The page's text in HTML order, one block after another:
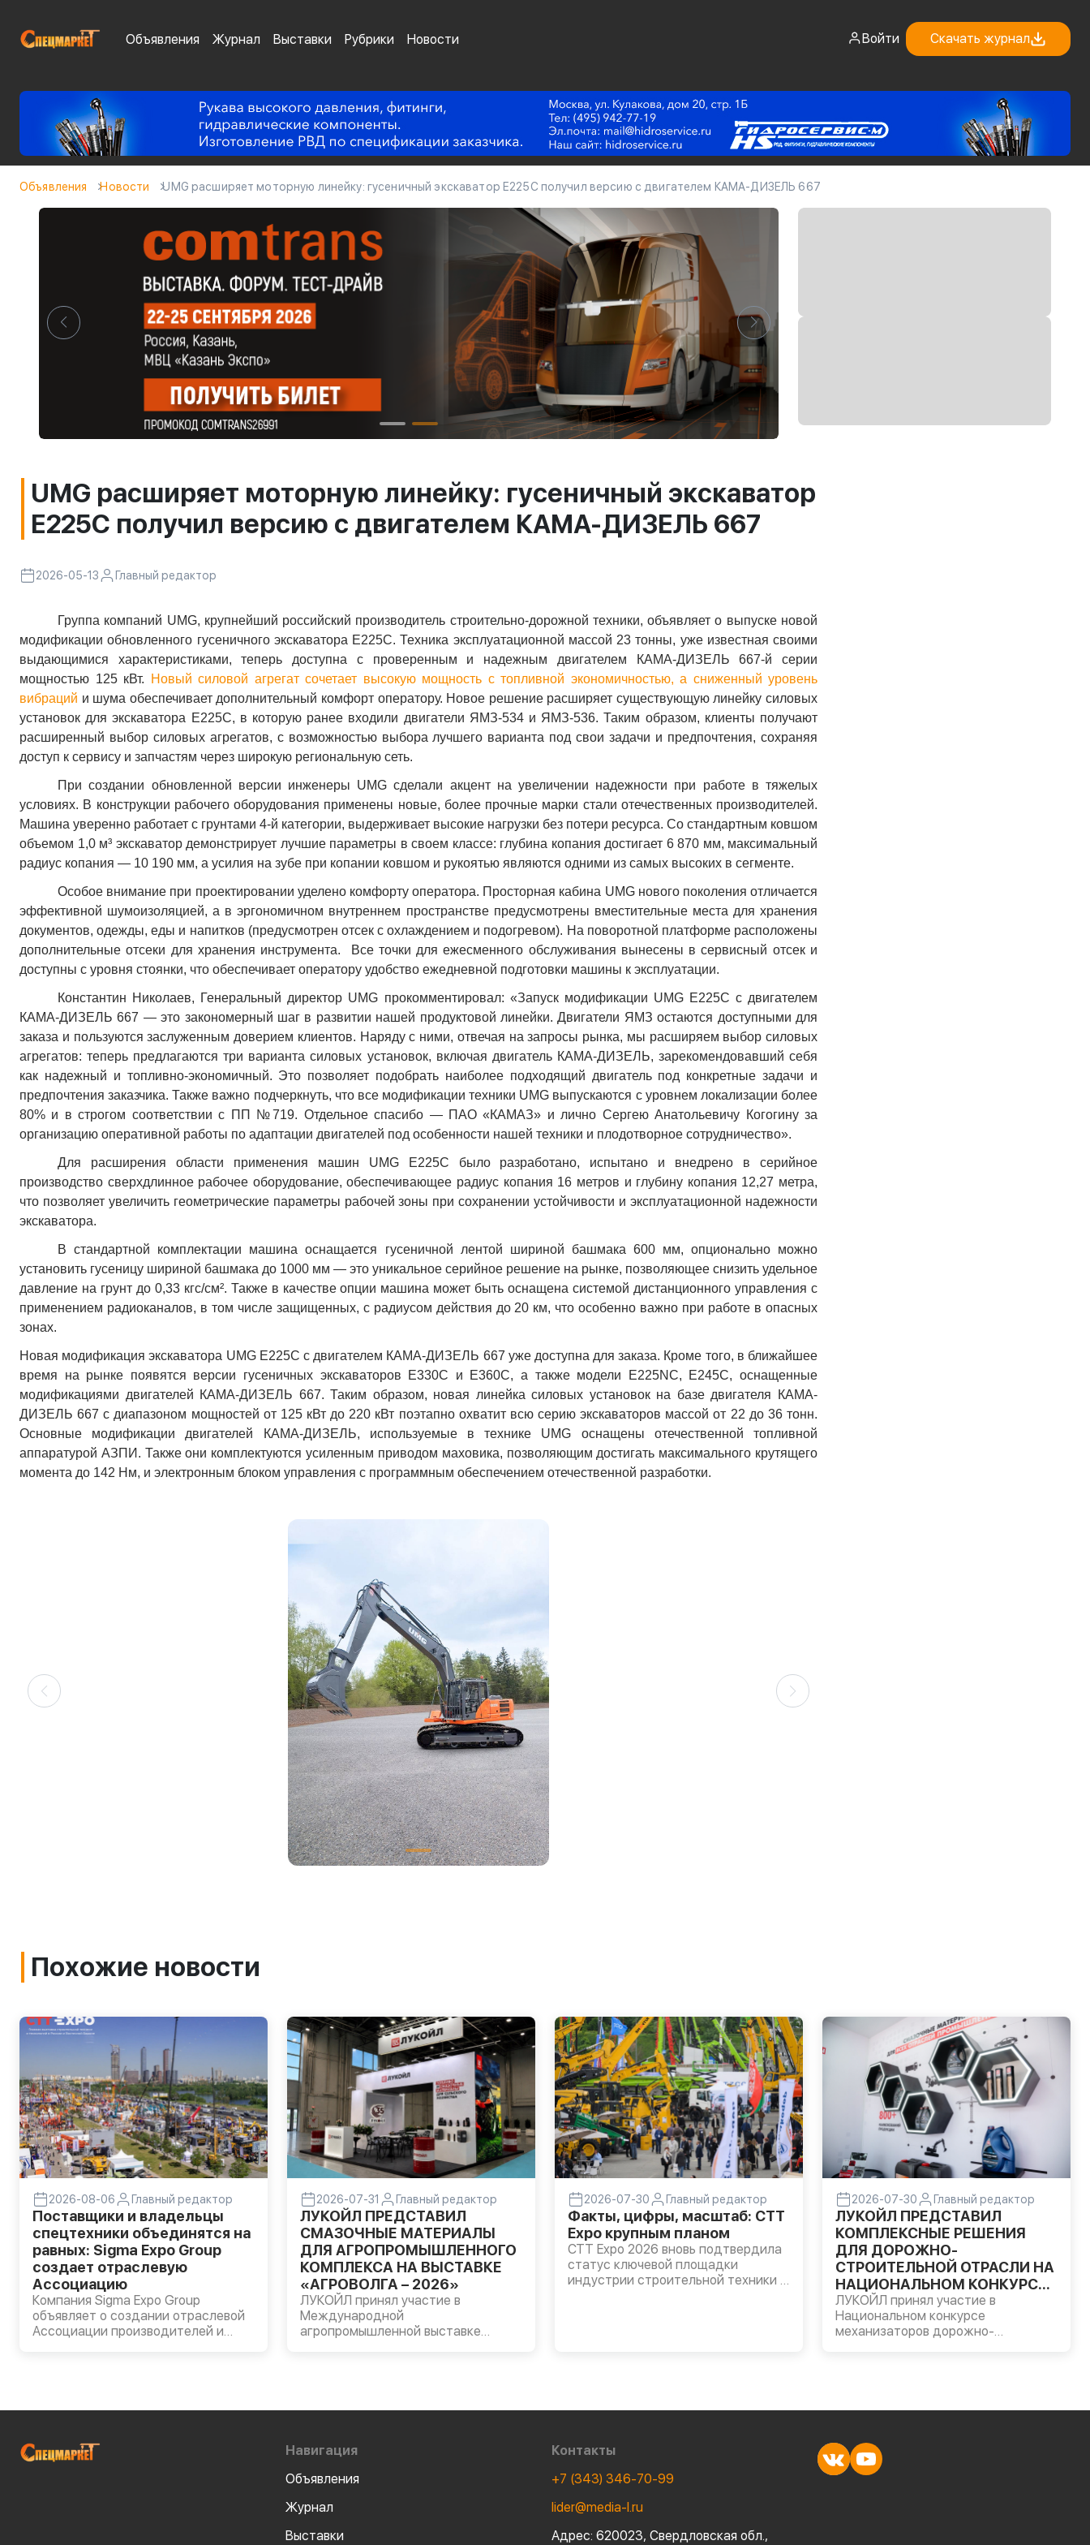
Объявления Журнал Выставки Рубрики Новости Войти Скачать журнал
Объявления Новости UMG расширяет моторную линейку: гусеничный экскаватор E225C получил версию с двигателем КАМА-ДИЗЕЛЬ 667
UMG расширяет моторную линейку: гусеничный экскаватор
E225C получил версию с двигателем КАМА-ДИЗЕЛЬ 667
2026-05-13 Главный редактор
Группа компаний UMG, крупнейший российский производитель строительно-дорожной техники, объявляет о выпуске новой
модификации обновленного гусеничного экскаватора E225C. Техника эксплуатационной массой 23 тонны, уже известная своими
выдающимися характеристиками, теперь доступна с проверенным и надежным двигателем КАМА-ДИЗЕЛЬ 667-й серии
мощностью 125 кВт.
Новый силовой агрегат сочетает высокую мощность с топливной экономичностью, а сниженный уровень
вибраций и шума обеспечивает дополнительный комфорт оператору. Новое решение расширяет существующую линейку силовых
установок для экскаватора E225C, в которую ранее входили двигатели ЯМЗ-534 и ЯМЗ-536. Таким образом, клиенты получают
расширенный выбор силовых агрегатов, с возможностью выбора лучшего варианта под свои задачи и предпочтения, сохраняя
доступ к сервису и запчастям через широкую региональную сеть.
При создании обновленной версии инженеры UMG сделали акцент на увеличении надежности при работе в тяжелых
условиях. В конструкции рабочего оборудования применены новые, более прочные марки стали отечественных производителей.
Машина уверенно работает с грунтами 4-й категории, выдерживает высокие нагрузки без потери ресурса. Со стандартным ковшом
объемом 1,0 м³ экскаватор демонстрирует лучшие параметры в своем классе: глубина копания достигает 6 870 мм, максимальный
радиус копания — 10 190 мм, а усилия на зубе при копании ковшом и рукоятью являются одними из самых высоких в сегменте.
Особое внимание при проектировании уделено комфорту оператора. Просторная кабина UMGнового поколения отличается
эффективной шумоизоляцией, а в эргономичном внутреннем пространстве предусмотрены вместительные места для хранения
документов, одежды, еды и напитков (предусмотрен отсек с охлаждением и подогревом). На поворотной платформе расположены
дополнительные отсеки для хранения инструмента. Все точки для ежесменного обслуживания вынесены в сервисный отсек и
доступны с уровня стоянки, что обеспечивает оператору удобство ежедневной подготовки машины к эксплуатации.
Константин Николаев, Генеральный директор UMG прокомментировал: «Запуск модификации UMGE225C с двигателем
КАМА-ДИЗЕЛЬ 667 — это закономерный шаг в развитии нашей продуктовой линейки. Двигатели ЯМЗ остаются доступными для
заказа и пользуются заслуженным доверием клиентов. Наряду с ними, отвечая на запросы рынка, мы расширяем выбор силовых
агрегатов: теперь предлагаются три варианта силовых установок, включая двигатель КАМА-ДИЗЕЛЬ, зарекомендовавший себя
как надежный и топливно-экономичный. Это позволяет подобрать наиболее подходящий двигатель под конкретные задачи и
предпочтения заказчика. Также важно подчеркнуть, что все модификации техники UMG выпускаются с уровнем локализации более
80% и в строгом соответствии с ПП №719. Отдельное спасибо — ПАО «КАМАЗ» и лично Сергею Анатольевичу Когогину за
организацию оперативной работы по адаптации двигателей под особенности нашей техники и плодотворное сотрудничество».
Для расширения области применения машин UMG E225C было разработано, испытано и внедрено в серийное
производство сверхдлинное рабочее оборудование, обеспечивающее радиус копания 16 метров и глубину копания 12,27 метра,
что позволяет увеличить геометрические параметры рабочей зоны при сохранении устойчивости и эксплуатационной надежности
экскаватора.
В стандартной комплектации машина оснащается гусеничной лентой шириной башмака 600 мм, опционально можно
установить гусеницу шириной башмака до 1000 мм — это уникальное серийное решение на рынке, позволяющее снизить удельное
давление на грунт до 0,33 кгс/см². Также в качестве опции машина может быть оснащена системой дистанционного управления с
применением радиоканалов, в том числе защищенных, с радиусом действия до 20 км, что особенно важно при работе в опасных
зонах.
Новая модификация экскаватора UMGE225C с двигателем КАМА-ДИЗЕЛЬ 667 уже доступна для заказа. Кроме того, в ближайшее
время на рынке появятся версии гусеничных экскаваторов
E330C и E360C, а также модели E225NC, E245C, оснащенные
модификациями двигателей КАМА-ДИЗЕЛЬ 667. Таким образом, новая линейка силовых установок на базе двигателя КАМА-
ДИЗЕЛЬ 667 с диапазоном мощностей от 125 кВт до 220 кВт поэтапно охватит всю серию экскаваторов массой от 22 до 36 тонн.
Основные модификации двигателей КАМА-ДИЗЕЛЬ, используемые в технике UMG оснащены отечественной топливной
аппаратурой АЗПИ. Также они комплектуются усиленным приводом маховика, позволяющим достигать максимального крутящего
момента до 142 H м, и электронным блоком управления с программным обеспечением отечественной разработки.
Похожие новости
2026-08-06 Главный редактор
Поставщики и владельцы
спецтехники объединятся на
равных: Sigma Expo Group
создает отраслевую
Ассоциацию
Компания Sigma Expo Group
объявляет о создании отраслевой
Ассоциации производителей и
2026-07-31 Главный редактор
ЛУКОЙЛ ПРЕДСТАВИЛ
СМАЗОЧНЫЕ МАТЕРИАЛЫ
ДЛЯ АГРОПРОМЫШЛЕННОГО
КОМПЛЕКСА НА ВЫСТАВКЕ
«АГРОВОЛГА – 2026»
ЛУКОЙЛ принял участие в
Международной
агропромышленной выставке
AVANTGARDE, трансмиссионные
сельскохозяйственной техники и
оборудования.
2026-07-30 Главный редактор
Факты, цифры, масштаб: CTT
Expo крупным планом
CTT Expo 2026 вновь подтвердила
статус ключевой площадки
индустрии строительной техники и
2026-07-30 Главный редактор
ЛУКОЙЛ ПРЕДСТАВИЛ
КОМПЛЕКСНЫЕ РЕШЕНИЯ
ДЛЯ ДОРОЖНО-
СТРОИТЕЛЬНОЙ ОТРАСЛИ НА
НАЦИОНАЛЬНОМ КОНКУРСЕ
МЕХАНИЗАТОРОВ
ЛУКОЙЛ принял участие в
Национальном конкурсе
механизаторов дорожно-
области.
Навигация
Объявления
Журнал
Выставки
Контакты
+7 (343) 346-70-99
lider@media-l.ru
Адрес: 620023, Свердловская обл.,